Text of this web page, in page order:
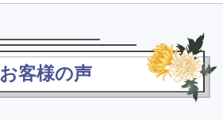
お客様の声